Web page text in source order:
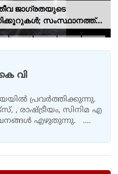
ജാഗ്രതയുടെ
സംസ്ഥാനത്ത്
അലർട്ട്, ശക്തമായ
വി
പ്രവർത്തിക്കുന്നു.
, രാഷ്ട്രീയം, സിനിമ എ
എഴുതുന്നു. ....